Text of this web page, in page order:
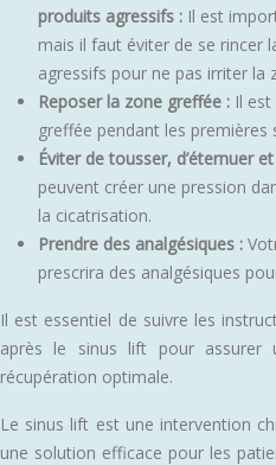
produits agressifs : Il est
mais il faut éviter de se rincer
agressifs pour ne pas irriter la
Reposer la zone greffée : Il
greffée pendant les premières
Éviter de tousser, d’éternuer
peuvent créer une pression
la cicatrisation.
Prendre des analgésiques :
prescrira des analgésiques
Il est essentiel de suivre les
après le sinus lift pour assurer
récupération optimale.
Le sinus lift est une intervention
une solution efficace pour les